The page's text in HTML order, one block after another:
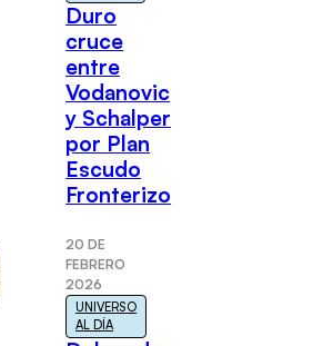
Duro
cruce
entre
Vodanovic
y Schalper
por Plan
Escudo
Fronterizo
20 DE
FEBRERO
2026
UNIVERSO
AL DÍA